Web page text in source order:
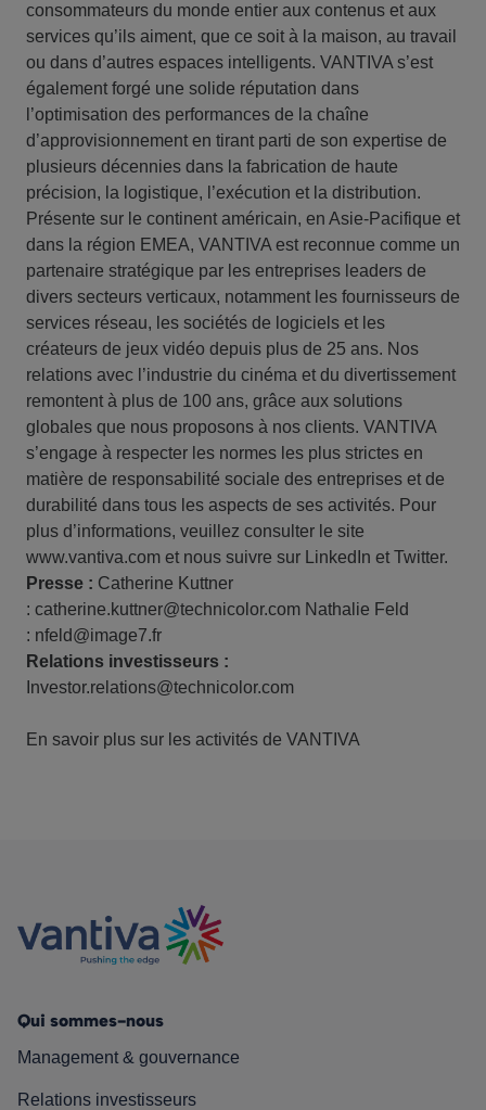
consommateurs du monde entier aux contenus et aux
services qu’ils aiment, que ce soit à la maison, au travail
ou dans d’autres espaces intelligents. VANTIVA s’est
également forgé une solide réputation dans
l’optimisation des performances de la chaîne
d’approvisionnement en tirant parti de son expertise de
plusieurs décennies dans la fabrication de haute
précision, la logistique, l’exécution et la distribution.
Présente sur le continent américain, en Asie-Pacifique et
dans la région EMEA, VANTIVA est reconnue comme un
partenaire stratégique par les entreprises leaders de
divers secteurs verticaux, notamment les fournisseurs de
services réseau, les sociétés de logiciels et les
créateurs de jeux vidéo depuis plus de 25 ans. Nos
relations avec l’industrie du cinéma et du divertissement
remontent à plus de 100 ans, grâce aux solutions
globales que nous proposons à nos clients. VANTIVA
s’engage à respecter les normes les plus strictes en
matière de responsabilité sociale des entreprises et de
durabilité dans tous les aspects de ses activités. Pour
plus d’informations, veuillez consulter le site
www.vantiva.com et nous suivre sur LinkedIn et Twitter.
Presse : Catherine Kuttner
: catherine.kuttner@technicolor.com Nathalie Feld
: nfeld@image7.fr
Relations investisseurs :
Investor.relations@technicolor.com
En savoir plus sur les activités de VANTIVA
Qui sommes-nous
Management & gouvernance
Relations investisseurs